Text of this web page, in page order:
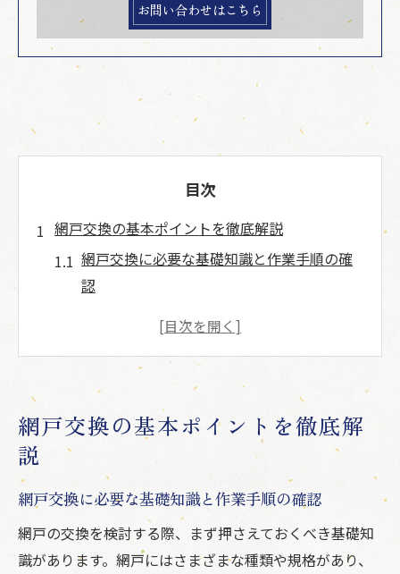
お問い合わせはこちら
目次
網戸交換の基本ポイントを徹底解説
網戸交換に必要な基礎知識と作業手順の確
認
網戸の選び方で押さえるべき規格と注意点
網戸の張り替えでよくあるトラブルと防止
策
網戸のゴム選びが仕上がりに与える影響と
失敗しない網戸の選び方とは何か
網戸の規格と目の細かさを選ぶポイント解
網戸交換の基本ポイントを徹底解
説
網戸交換に必要な基礎知識と作業手順の確認
網戸の交換を検討する際、まず押さえておくべき基礎知
識があります。網戸にはさまざまな種類や規格があり、